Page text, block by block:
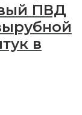
ПВД
в